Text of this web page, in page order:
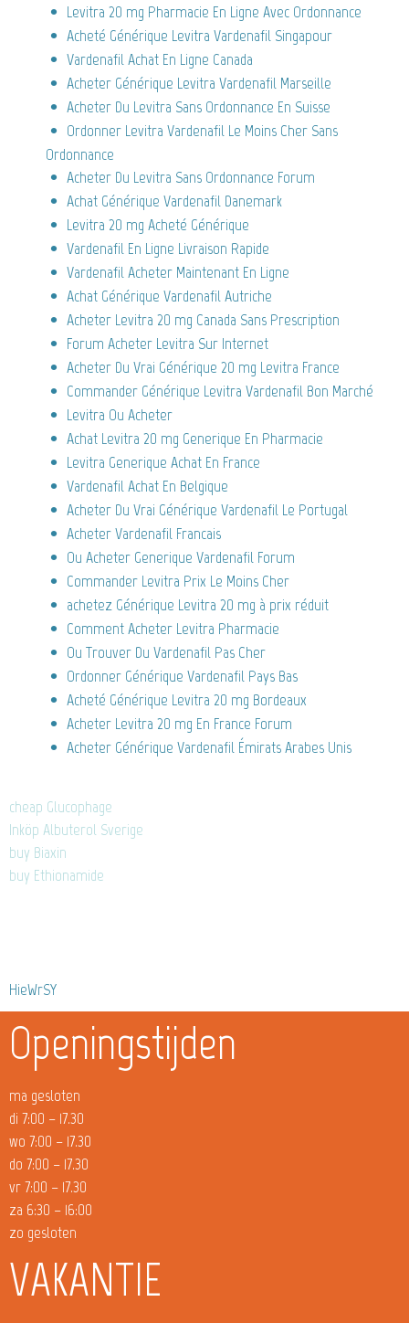
Levitra 20 mg Pharmacie En Ligne Avec Ordonnance
Acheté Générique Levitra Vardenafil Singapour
Vardenafil Achat En Ligne Canada
Acheter Générique Levitra Vardenafil Marseille
Acheter Du Levitra Sans Ordonnance En Suisse
Ordonner Levitra Vardenafil Le Moins Cher Sans
Ordonnance
Acheter Du Levitra Sans Ordonnance Forum
Achat Générique Vardenafil Danemark
Levitra 20 mg Acheté Générique
Vardenafil En Ligne Livraison Rapide
Vardenafil Acheter Maintenant En Ligne
Achat Générique Vardenafil Autriche
Acheter Levitra 20 mg Canada Sans Prescription
Forum Acheter Levitra Sur Internet
Acheter Du Vrai Générique 20 mg Levitra France
Commander Générique Levitra Vardenafil Bon Marché
Levitra Ou Acheter
Achat Levitra 20 mg Generique En Pharmacie
Levitra Generique Achat En France
Vardenafil Achat En Belgique
Acheter Du Vrai Générique Vardenafil Le Portugal
Acheter Vardenafil Francais
Ou Acheter Generique Vardenafil Forum
Commander Levitra Prix Le Moins Cher
achetez Générique Levitra 20 mg à prix réduit
Comment Acheter Levitra Pharmacie
Ou Trouver Du Vardenafil Pas Cher
Ordonner Générique Vardenafil Pays Bas
Acheté Générique Levitra 20 mg Bordeaux
Acheter Levitra 20 mg En France Forum
Acheter Générique Vardenafil Émirats Arabes Unis
cheap Glucophage
Inköp Albuterol Sverige
buy Biaxin
buy Ethionamide
HieWrSY
Openingstijden
ma gesloten
di 7:00 – 17.30
wo 7:00 – 17.30
do 7:00 – 17.30
vr 7:00 – 17.30
za 6:30 – 16:00
zo gesloten
VAKANTIE